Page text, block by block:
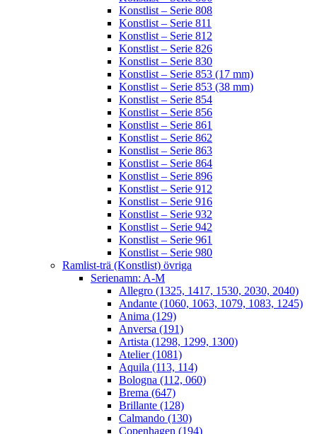
Konstlist – Serie 808
Konstlist – Serie 811
Konstlist – Serie 812
Konstlist – Serie 826
Konstlist – Serie 830
Konstlist – Serie 853 (17 mm)
Konstlist – Serie 853 (38 mm)
Konstlist – Serie 854
Konstlist – Serie 856
Konstlist – Serie 861
Konstlist – Serie 862
Konstlist – Serie 863
Konstlist – Serie 864
Konstlist – Serie 896
Konstlist – Serie 912
Konstlist – Serie 916
Konstlist – Serie 932
Konstlist – Serie 942
Konstlist – Serie 961
Konstlist – Serie 980
Ramlist-trä (Konstlist) övriga
Serienamn: A-M
Allegro (1325, 1417, 1530, 2030, 2040)
Andante (1060, 1063, 1079, 1083, 1245)
Anima (129)
Anversa (191)
Artista (1298, 1299, 1300)
Atelier (1081)
Aquila (113, 114)
Bologna (112, 060)
Brema (647)
Brillante (128)
Calmando (130)
Copenhagen (194)